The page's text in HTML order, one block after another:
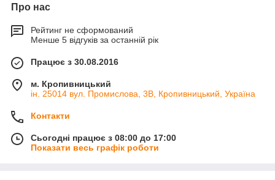
Про нас
Рейтинг не сформований
Менше 5 відгуків за останній рік
Працює з 30.08.2016
м. Кропивницький
ін. 25014 вул. Промислова, 3В, Кропивницький, Україна
Контакти
Сьогодні працює з 08:00 до 17:00
Показати весь графік роботи